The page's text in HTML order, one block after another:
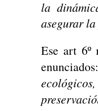
la
asegurar
Ese art 6º
ecológicos,